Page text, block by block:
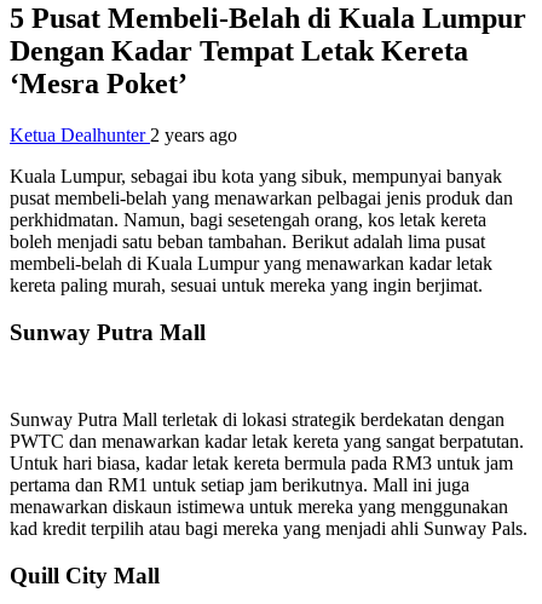
5 Pusat Membeli-Belah di Kuala Lumpur
Dengan Kadar Tempat Letak Kereta
‘Mesra Poket’
Ketua Dealhunter 2 years ago
Kuala Lumpur, sebagai ibu kota yang sibuk, mempunyai banyak
pusat membeli-belah yang menawarkan pelbagai jenis produk dan
perkhidmatan. Namun, bagi sesetengah orang, kos letak kereta
boleh menjadi satu beban tambahan. Berikut adalah lima pusat
membeli-belah di Kuala Lumpur yang menawarkan kadar letak
kereta paling murah, sesuai untuk mereka yang ingin berjimat.
Sunway Putra Mall
Sunway Putra Mall terletak di lokasi strategik berdekatan dengan
PWTC dan menawarkan kadar letak kereta yang sangat berpatutan.
Untuk hari biasa, kadar letak kereta bermula pada RM3 untuk jam
pertama dan RM1 untuk setiap jam berikutnya. Mall ini juga
menawarkan diskaun istimewa untuk mereka yang menggunakan
kad kredit terpilih atau bagi mereka yang menjadi ahli Sunway Pals.
Quill City Mall